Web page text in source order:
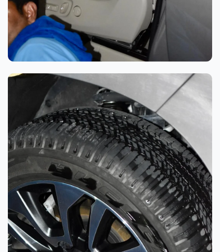
تلميع احترافي